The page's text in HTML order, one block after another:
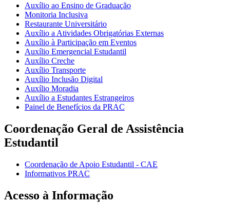
Auxílio ao Ensino de Graduação
Monitoria Inclusiva
Restaurante Universitário
Auxílio a Atividades Obrigatórias Externas
Auxílio à Participação em Eventos
Auxílio Emergencial Estudantil
Auxílio Creche
Auxílio Transporte
Auxílio Inclusão Digital
Auxílio Moradia
Auxílio a Estudantes Estrangeiros
Painel de Benefícios da PRAC
Coordenação Geral de Assistência
Estudantil
Coordenação de Apoio Estudantil - CAE
Informativos PRAC
Acesso à Informação